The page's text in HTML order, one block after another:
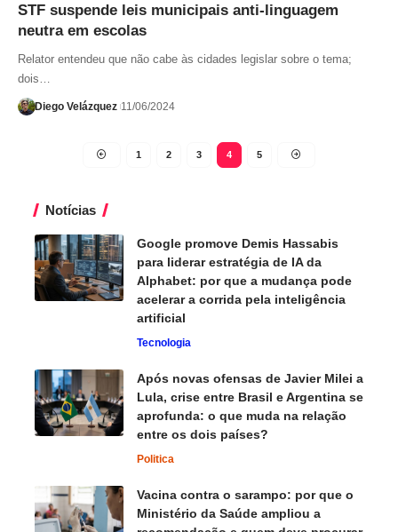
STF suspende leis municipais anti-linguagem
neutra em escolas
Relator entendeu que não cabe às cidades legislar sobre o tema;
dois…
Diego Velázquez 11/06/2024
1 2 3 4 5
Notícias
Google promove Demis Hassabis
para liderar estratégia de IA da
Alphabet: por que a mudança pode
acelerar a corrida pela inteligência
artificial
Tecnologia
Após novas ofensas de Javier Milei a
Lula, crise entre Brasil e Argentina se
aprofunda: o que muda na relação
entre os dois países?
Politica
Vacina contra o sarampo: por que o
Ministério da Saúde ampliou a